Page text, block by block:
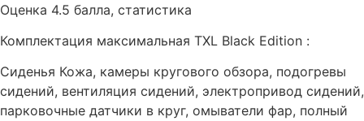
Оценка 4.5 балла, статистика
Комплектация максимальная TXL Black Edition :
Сиденья Кожа, камеры кругового обзора, подогревы
сидений, вентиляция сидений, электропривод сидений,
парковочные датчики в круг, омыватели фар, полный